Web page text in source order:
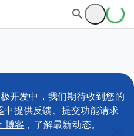
开发中，我们期待收到您的
中提供反馈、提交功能请求
博客 ，了解最新动态。